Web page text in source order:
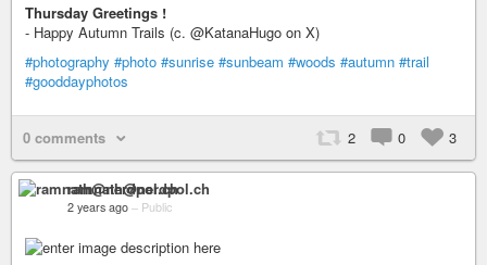
Thursday Greetings !
- Happy Autumn Trails (c. @KatanaHugo on X)
#photography #photo #sunrise #sunbeam #woods #autumn #trail
#gooddayphotos
0 comments 2 0 3
ramnath@nerdpol.ch
2 years ago – Public